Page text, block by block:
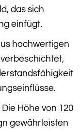
das sich
einfügt.
hochwertigen
Die Höhe von 120
gewährleisten